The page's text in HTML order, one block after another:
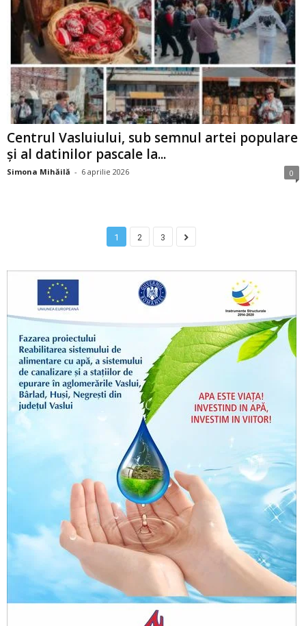
Centrul Vasluiului, sub semnul artei populare
și al datinilor pascale la...
Simona Mihăilă - 6 aprilie 2026 0
1 2 3